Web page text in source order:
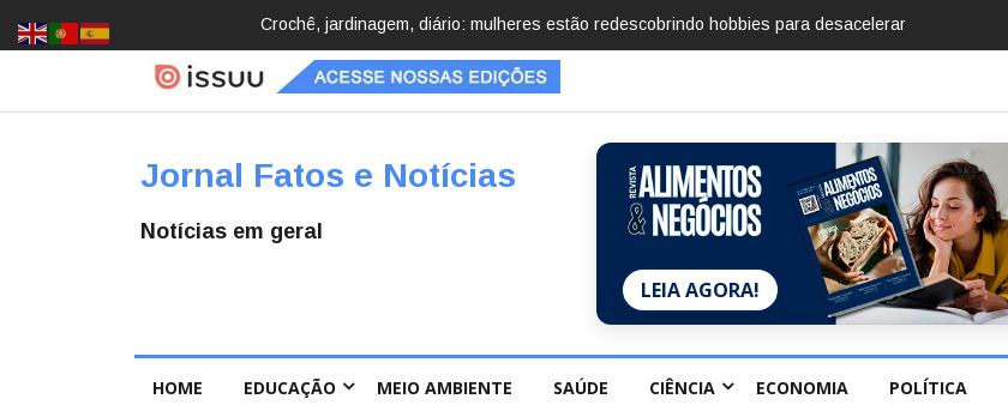
Brasil registra 84,2 mil desaparecimentos em 2025, diz Anuário de Segurança Pública
Jornal Fatos e Notícias
Notícias em geral
LEIA AGORA!
HOME EDUCAÇÃO MEIO AMBIENTE SAÚDE CIÊNCIA ECONOMIA POLÍTICA